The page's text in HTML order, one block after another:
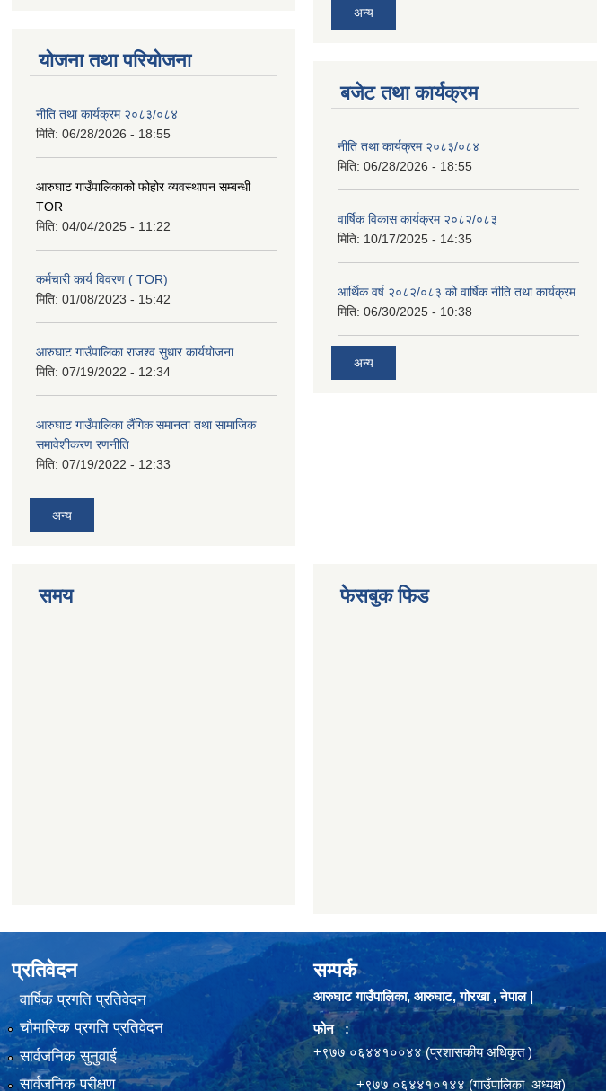
योजना तथा परियोजना
नीति तथा कार्यक्रम २०८३/०८४
मिति: 06/28/2026 - 18:55
आरुघाट गाउँपालिकाको फोहोर व्यवस्थापन सम्बन्धी
TOR
मिति: 04/04/2025 - 11:22
कर्मचारी कार्य विवरण ( TOR)
मिति: 01/08/2023 - 15:42
आरुघाट गाउँपालिका राजश्व सुधार कार्ययोजना
मिति: 07/19/2022 - 12:34
आरुघाट गाउँपालिका लैंगिक समानता तथा सामाजिक
समावेशीकरण रणनीति
मिति: 07/19/2022 - 12:33
अन्य
अन्य
बजेट तथा कार्यक्रम
नीति तथा कार्यक्रम २०८३/०८४
मिति: 06/28/2026 - 18:55
वार्षिक विकास कार्यक्रम २०८२/०८३
मिति: 10/17/2025 - 14:35
आर्थिक वर्ष २०८२/०८३ को वार्षिक नीति तथा कार्यक्रम
मिति: 06/30/2025 - 10:38
अन्य
समय फेसबुक फिड
प्रतिवेदन
वार्षिक प्रगति प्रतिवेदन
चौमासिक प्रगति प्रतिवेदन
सार्वजनिक सुनुवाई
सार्वजनिक परीक्षण
सम्पर्क
आरुघाट गाउँपालिका, आरुघाट, गोरखा , नेपाल |
फोन :
+९७७ ०६४४१००४४ (प्रशासकीय अधिकृत )
+९७७ ०६४४१०१४४ (गाउँपालिका अध्यक्ष)